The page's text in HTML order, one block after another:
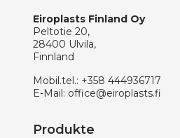
Eiroplasts Finland Oy
Peltotie 20,
28400 Ulvila,
Finnland
Mobil.tel.: +358 444936717
E-Mail: office@eiroplasts.fi
Produkte